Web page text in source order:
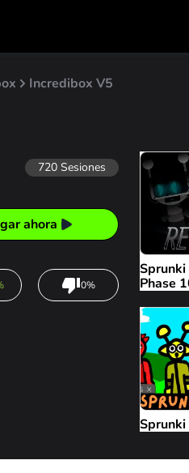
Incredibox V5
720 Sesiones
ahora
0%
Phase